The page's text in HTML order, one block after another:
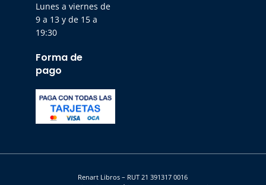
Lunes a viernes de
9 a 13 y de 15 a
19:30
Forma de
pago
Renart Libros – RUT 21 391317 0016